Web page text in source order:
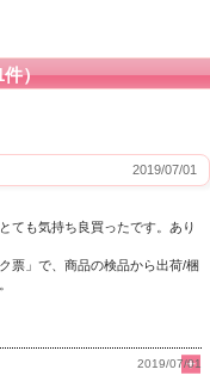
件）
2019/07/01
ても気持ち良買ったです。あり
票」で、商品の検品から出荷/梱
2019/07/01